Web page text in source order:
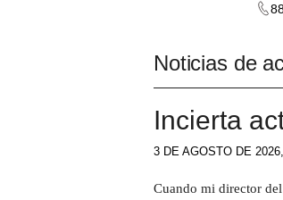
Noticias de
Incierta
3 DE AGOSTO DE
Cuando mi director